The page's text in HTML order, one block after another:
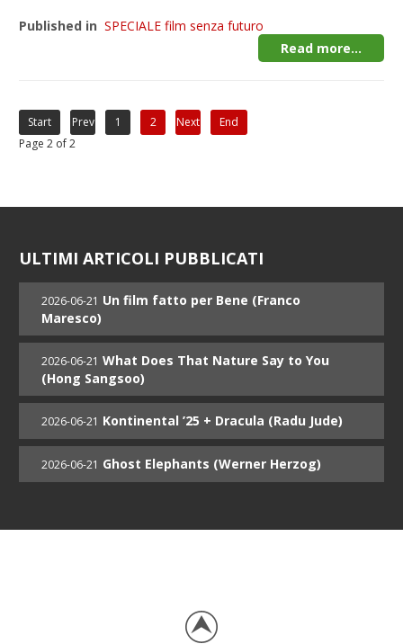
Published in SPECIALE film senza futuro
Read more...
Start Prev 1 2 Next
End
Page 2 of 2
ULTIMI ARTICOLI PUBBLICATI
2026-06-21 Un film fatto per Bene (Franco
Maresco)
2026-06-21 What Does That Nature Say to You
(Hong Sangsoo)
2026-06-21 Kontinental ’25 + Dracula (Radu Jude)
2026-06-21 Ghost Elephants (Werner Herzog)